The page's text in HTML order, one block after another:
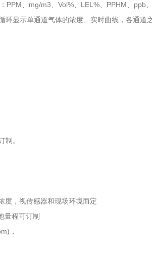
PPM、mg/m3、Vol%、LEL%、PPHM、ppb
显示单通道气体的浓度、实时曲线，各通道
制。
度，视传感器和现场环境而定
量程可订制
，